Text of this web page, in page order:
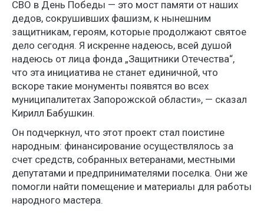
СВО в День Победы — это мост памяти от наших
дедов, сокрушивших фашизм, к нынешним
защитникам, героям, которые продолжают святое
дело сегодня. Я искренне надеюсь, всей душой
надеюсь от лица фонда „Защитники Отечества“,
что эта инициатива не станет единичной, что
вскоре такие монументы появятся во всех
муниципалитетах Запорожской области», — сказал
Кирилл Бабушкин.
Он подчеркнул, что этот проект стал поистине
народным: финансирование осуществлялось за
счет средств, собранных ветеранами, местными
депутатами и предпринимателями поселка. Они же
помогли найти помещение и материалы для работы
народного мастера.